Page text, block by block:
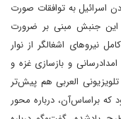
اسرائیل به توافقات صورت
جنبش مبنی بر ضرورت
نیروهای اشغالگر از نوار
و بازسازی غزه و
العربی هم پیش‌تر
که براساس‌آن، درباره محور